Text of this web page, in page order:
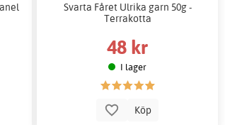
Svarta Fåret Ulrika garn 50g -
Terrakotta
48 kr
I lager
Köp